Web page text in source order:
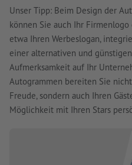
Unser Tipp: Beim Design der
können Sie auch Ihr
etwa Ihren Werbeslogan,
einer alternativen und
Aufmerksamkeit auf Ihr
Autogrammen bereiten Sie
Freude, sondern auch Ihren
Möglichkeit mit Ihren Stars